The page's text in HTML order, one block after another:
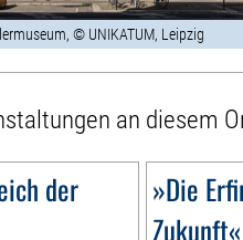
© UNIKATUM, Leipzig
an diesem
der
»Die
Zukunft«